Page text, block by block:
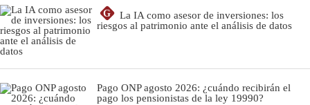
G
La IA como asesor de inversiones: los
riesgos al patrimonio ante el análisis de datos
Pago ONP agosto 2026: ¿cuándo recibirán el
pago los pensionistas de la ley 19990?